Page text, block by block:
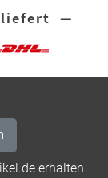
—
erhalten